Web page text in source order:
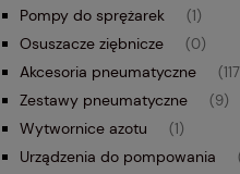
Pompy do sprężarek (1)
Osuszacze ziębnicze (0)
Akcesoria pneumatyczne
Zestawy pneumatyczne (9)
Wytwornice azotu (1)
Urządzenia do pompowania